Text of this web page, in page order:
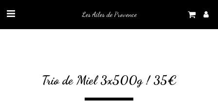
Les Ailes de Provence
Trio de Miel 3x500g ! 35€